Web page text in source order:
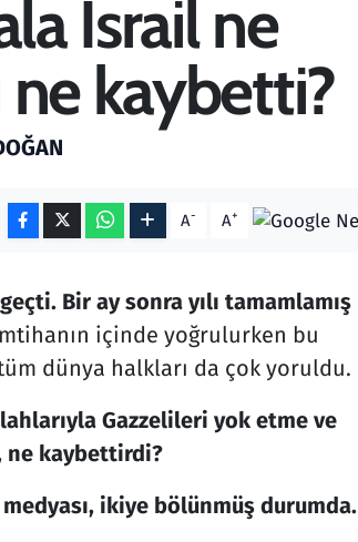
İsrail ne
ne kaybetti?
A- A+
Bir ay sonra yılı tamamlamış
içinde yoğrulurken bu
dünya halkları da çok yoruldu.
Gazzelileri yok etme ve
ne kaybettirdi?
ikiye bölünmüş durumda.